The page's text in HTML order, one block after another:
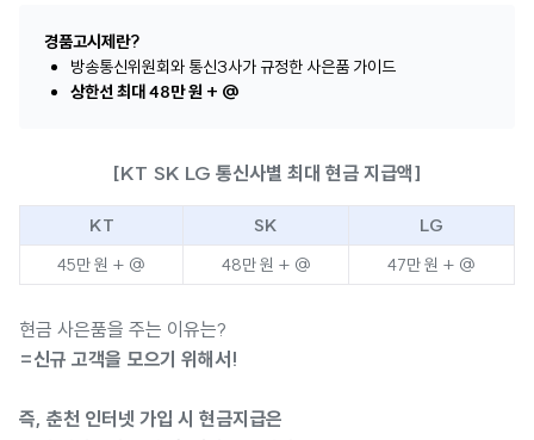
경품고시제란?
방송통신위원회와 통신3사가 규정한 사은품 가이드
상한선 최대 48만 원 + @
[KT SK LG 통신사별 최대 현금 지급액]
KT SK
LG
45만 원 + @
48만 원 + @ 47만 원 + @
현금 사은품을 주는 이유는?
=신규 고객을 모으기 위해서!
즉, 춘천 인터넷 가입 시 현금지급은